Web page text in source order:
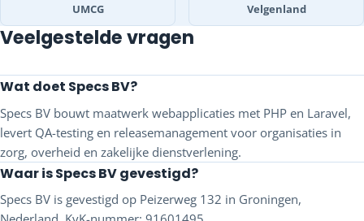
UMCG Velgenland
Veelgestelde vragen
Wat doet Specs BV?
Specs BV bouwt maatwerk webapplicaties met PHP en Laravel,
levert QA-testing en releasemanagement voor organisaties in
zorg, overheid en zakelijke dienstverlening.
Waar is Specs BV gevestigd?
Specs BV is gevestigd op Peizerweg 132 in Groningen,